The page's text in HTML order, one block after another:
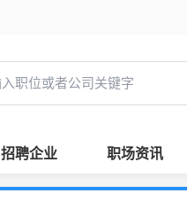
招聘企业 职场资讯